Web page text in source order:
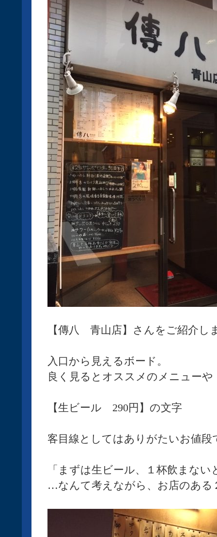
【傳八 青山店】さんをご紹介し
入口から見えるボード。
良く見るとオススメのメニューや
【生ビール 290円】の文字
客目線としてはありがたいお値段
「まずは生ビール、１杯飲まない
…なんて考えながら、お店のある